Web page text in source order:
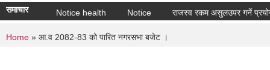
समाचार Notice health Notice राजस्व रकम असुलउपर गर्ने
You are here
Home » आ.व 2082-83 को पारित नगरसभा बजेट ।